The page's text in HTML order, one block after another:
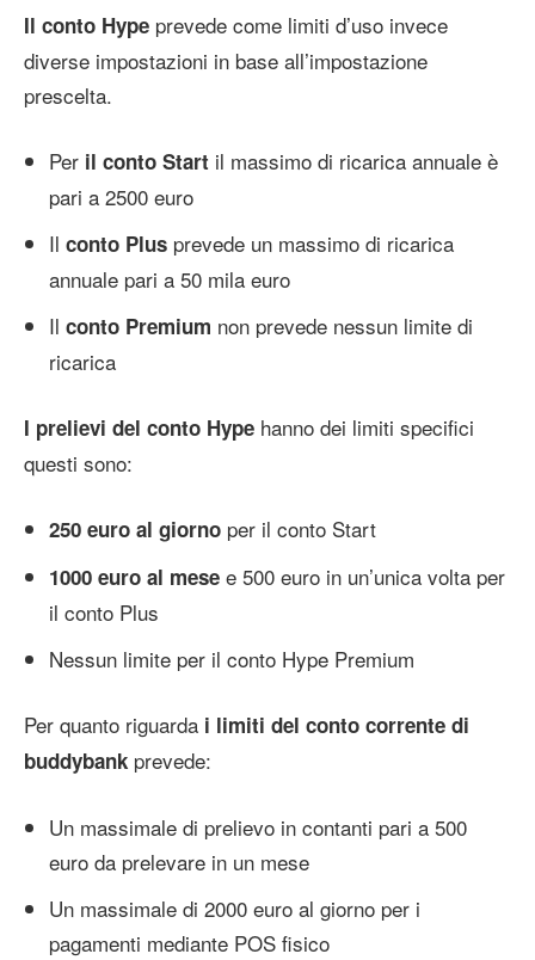
Il conto Hype prevede come limiti d’uso invece
diverse impostazioni in base all’impostazione
prescelta.
Per il conto Start il massimo di ricarica annuale è
pari a 2500 euro
Il conto Plus prevede un massimo di ricarica
annuale pari a 50 mila euro
Il conto Premium non prevede nessun limite di
ricarica
I prelievi del conto Hype hanno dei limiti specifici
questi sono:
250 euro al giorno per il conto Start
1000 euro al mese e 500 euro in un’unica volta per
il conto Plus
Nessun limite per il conto Hype Premium
Per quanto riguarda i limiti del conto corrente di
buddybank prevede:
Un massimale di prelievo in contanti pari a 500
euro da prelevare in un mese
Un massimale di 2000 euro al giorno per i
pagamenti mediante POS fisico